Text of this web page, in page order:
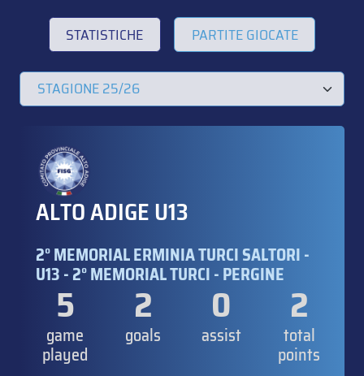
STATISTICHE PARTITE GIOCATE
ALTO ADIGE U13
2° MEMORIAL ERMINIA TURCI SALTORI -
U13 - 2° MEMORIAL TURCI - PERGINE
5
game
played
2
goals
0
assist
2
total
points